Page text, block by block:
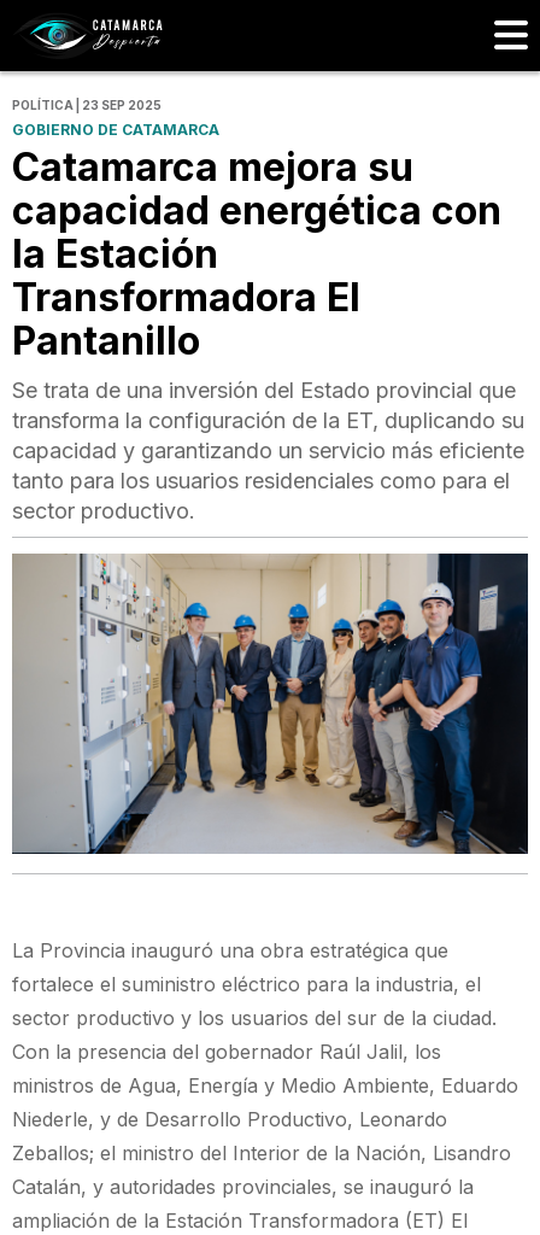
POLÍTICA | 23 SEP 2025
GOBIERNO DE CATAMARCA
Catamarca mejora su
capacidad energética con
la Estación
Transformadora El
Pantanillo
Se trata de una inversión del Estado provincial que
transforma la configuración de la ET, duplicando su
capacidad y garantizando un servicio más eficiente
tanto para los usuarios residenciales como para el
sector productivo.
La Provincia inauguró una obra estratégica que
fortalece el suministro eléctrico para la industria, el
sector productivo y los usuarios del sur de la ciudad.
Con la presencia del gobernador Raúl Jalil, los
ministros de Agua, Energía y Medio Ambiente, Eduardo
Niederle, y de Desarrollo Productivo, Leonardo
Zeballos; el ministro del Interior de la Nación, Lisandro
Catalán, y autoridades provinciales, se inauguró la
ampliación de la Estación Transformadora (ET) El